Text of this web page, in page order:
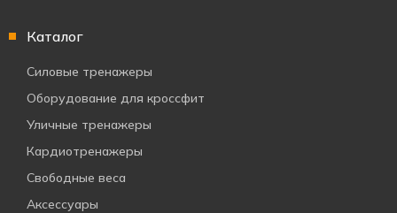
Каталог
Силовые тренажеры
Оборудование для кроссфит
Уличные тренажеры
Кардиотренажеры
Свободные веса
Аксессуары